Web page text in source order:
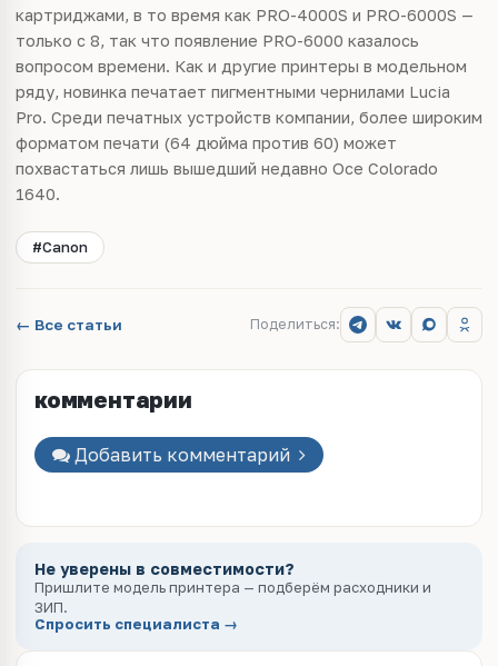
картриджами, в то время как PRO-4000S и PRO-6000S —
только с 8, так что появление PRO-6000 казалось
вопросом времени. Как и другие принтеры в модельном
ряду, новинка печатает пигментными чернилами Lucia
Pro. Среди печатных устройств компании, более широким
форматом печати (64 дюйма против 60) может
похвастаться лишь вышедший недавно Oce Colorado
1640.
#Canon
← Все статьи Поделиться:
комментарии
Добавить комментарий
Не уверены в совместимости?
Пришлите модель принтера — подберём расходники и
ЗИП.
Спросить специалиста →